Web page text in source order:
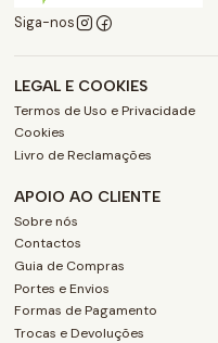
Siga-nos
LEGAL E COOKIES
Termos de Uso e Privacidade
Cookies
Livro de Reclamações
APOIO AO CLIENTE
Sobre nós
Contactos
Guia de Compras
Portes e Envios
Formas de Pagamento
Trocas e Devoluções